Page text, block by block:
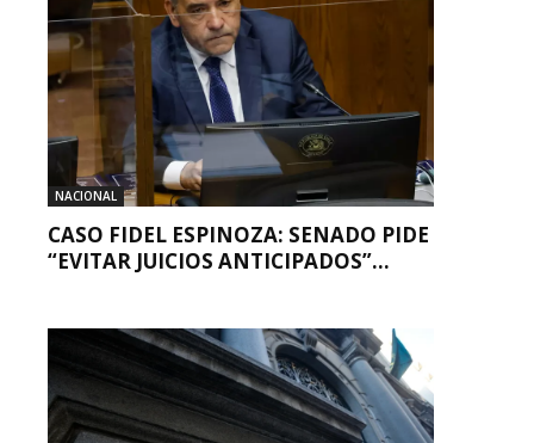
NACIONAL
CASO FIDEL ESPINOZA: SENADO PIDE
“EVITAR JUICIOS ANTICIPADOS”...